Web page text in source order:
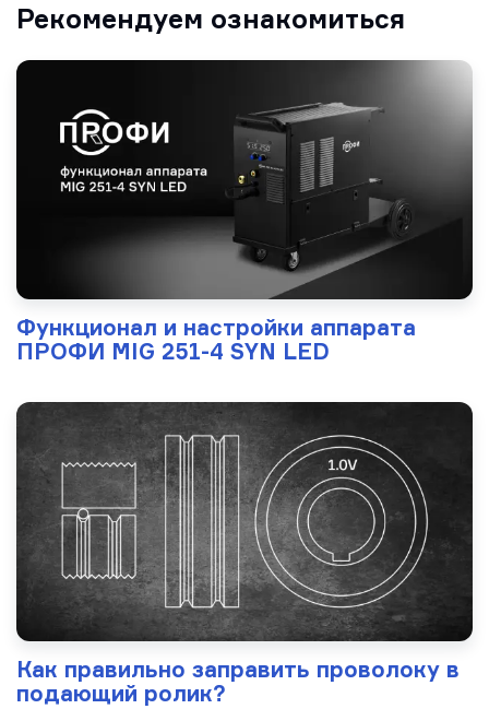
Рекомендуем ознакомиться
Функционал и настройки аппарата
ПРОФИ MIG 251-4 SYN LED
Как правильно заправить проволоку в
подающий ролик?